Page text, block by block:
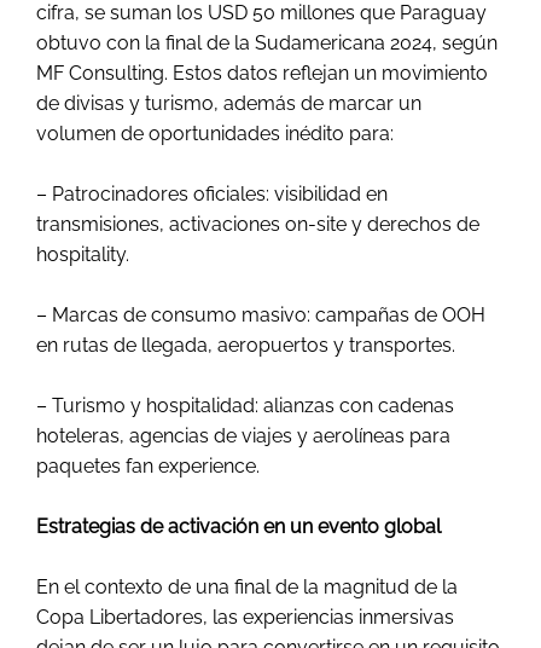
cifra, se suman los USD 50 millones que Paraguay
obtuvo con la final de la Sudamericana 2024, según
MF Consulting. Estos datos reflejan un movimiento
de divisas y turismo, además de marcar un
volumen de oportunidades inédito para:
– Patrocinadores oficiales: visibilidad en
transmisiones, activaciones on-site y derechos de
hospitality.
– Marcas de consumo masivo: campañas de OOH
en rutas de llegada, aeropuertos y transportes.
– Turismo y hospitalidad: alianzas con cadenas
hoteleras, agencias de viajes y aerolíneas para
paquetes fan experience.
Estrategias de activación en un evento global
En el contexto de una final de la magnitud de la
Copa Libertadores, las experiencias inmersivas